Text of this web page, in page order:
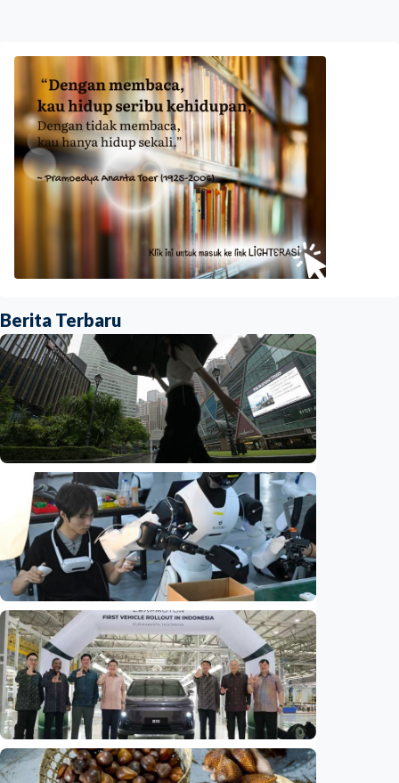
Berita Terbaru
Ekonomi
Biaya usaha naik, perusahaan Singapura
justru lirik Indonesia untuk perluas bisnis
Indonesia•07 Aug 2026
Ekonomi
Fokus Berita – Dari Kereta Cepat Jakarta-
Bandung hingga AI, ini alasan citra China
menguat di dunia
Indonesia •07 Aug 2026
Ekonomi